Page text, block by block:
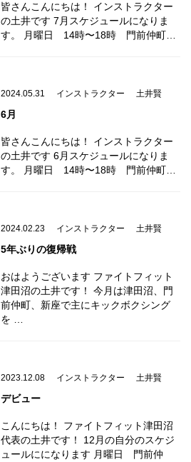
皆さんこんにちは！ インストラクター
の土井です 7月スケジュールになりま
す。 月曜日 14時〜18時 門前仲町…
2024.05.31 インストラクター 土井賢
6月
皆さんこんにちは！ インストラクター
の土井です 6月スケジュールになりま
す。 月曜日 14時〜18時 門前仲町…
2024.02.23 インストラクター 土井賢
5年ぶりの復帰戦
おはようございます ファイトフィット
津田沼の土井です！ 今月は津田沼、門
前仲町、新座で主にキックボクシング
を …
2023.12.08 インストラクター 土井賢
デビュー
こんにちは！ ファイトフィット津田沼
代表の土井です！ 12月の自分のスケジ
ュールにになります 月曜日 門前仲